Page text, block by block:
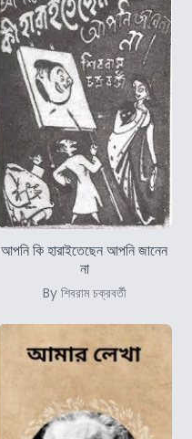
আপনি কি হারাইতেছেন আপনি জানেন
না
By শিবরাম চক্রবর্তী